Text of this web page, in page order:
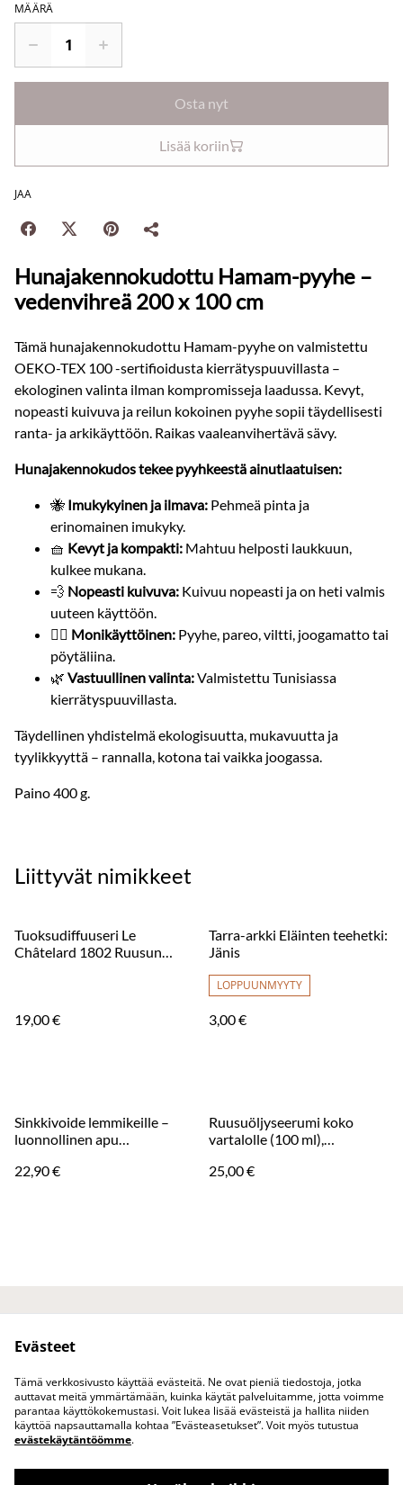
MÄÄRÄ
Osta nyt
Lisää koriin
JAA
Hunajakennokudottu Hamam-pyyhe –
vedenvihreä 200 x 100 cm
Tämä hunajakennokudottu Hamam-pyyhe on valmistettu
OEKO-TEX 100 -sertifioidusta kierrätyspuuvillasta –
ekologinen valinta ilman kompromisseja laadussa. Kevyt,
nopeasti kuivuva ja reilun kokoinen pyyhe sopii täydellisesti
ranta- ja arkikäyttöön. Raikas vaaleanvihertävä sävy.
Hunajakennokudos tekee pyyhkeestä ainutlaatuisen:
🐝 Imukykyinen ja ilmava: Pehmeä pinta ja
erinomainen imukyky.
🧺 Kevyt ja kompakti: Mahtuu helposti laukkuun,
kulkee mukana.
💨 Nopeasti kuivuva: Kuivuu nopeasti ja on heti valmis
uuteen käyttöön.
🧘‍♀️ Monikäyttöinen: Pyyhe, pareo, viltti, joogamatto tai
pöytäliina.
🌿 Vastuullinen valinta:Valmistettu Tunisiassa
kierrätyspuuvillasta.
Täydellinen yhdistelmä ekologisuutta, mukavuutta ja
tyylikkyyttä – rannalla, kotona tai vaikka joogassa.
Paino 400 g.
Liittyvät nimikkeet
Tuoksudiffuuseri Le
Châtelard 1802 Ruusun
19,00 €
Tarra-arkki Eläinten teehetki:
Jänis
LOPPUUNMYYTY
3,00 €
Sinkkivoide lemmikeille –
luonnollinen apu
22,90 €
Ruusuöljyseerumi koko
vartalolle (100 ml),
25,00 €
Tietosuojakäytäntö
Tuotteet
Evästeet
Tämä verkkosivusto käyttää evästeitä. Ne ovat pieniä tiedostoja, jotka
auttavat meitä ymmärtämään, kuinka käytät palveluitamme, jotta voimme
parantaa käyttökokemustasi. Voit lukea lisää evästeistä ja hallita niiden
käyttöä napsauttamalla kohtaa ”Evästeasetukset”. Voit myös tutustua
evästekäytäntöömme.